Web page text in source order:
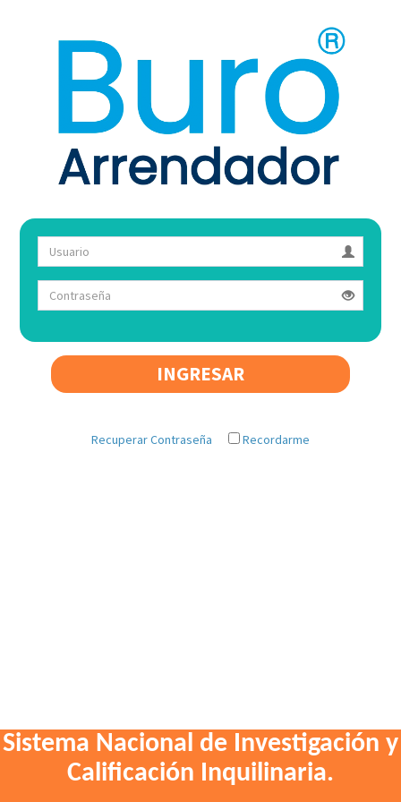
Recuperar Contraseña Recordarme
Sistema Nacional de Investigación y
Calificación Inquilinaria.